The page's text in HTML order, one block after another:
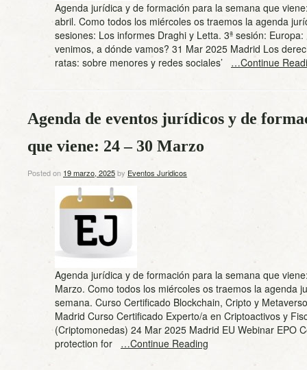
Agenda jurídica y de formación para la semana que
abril. Como todos los miércoles os traemos la agenda
sesiones: Los informes Draghi y Letta. 3ª sesión:
venimos, a dónde vamos? 31 Mar 2025 Madrid Los
ratas: sobre menores y redes sociales’ …Continue
Agenda de eventos jurídicos y de
que viene: 24 – 30 Marzo
Posted on 19 marzo, 2025by Eventos Juridicos
Agenda jurídica y de formación para la semana que
Marzo. Como todos los miércoles os traemos la agenda
semana. Curso Certificado Blockchain, Cripto y
Madrid Curso Certificado Experto/a en Criptoactivos y
(Criptomonedas) 24 Mar 2025 Madrid EU Webinar EPO
protection for …Continue Reading